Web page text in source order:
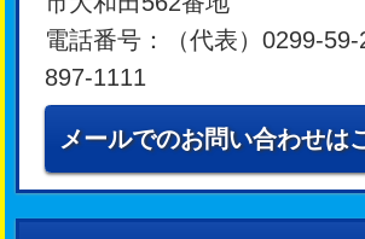
電話番号：（代表）0299-
897-1111
メールでのお問い合わせは